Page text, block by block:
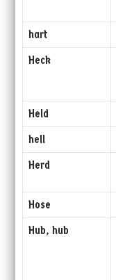
hart
Heck
Held
hell
Herd
Hose
Hub, hub